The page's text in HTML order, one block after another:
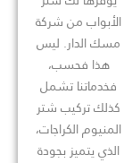
الأبواب من شركة
مسك الدار. ليس
هذا فحسب،
فخدماتنا تشمل
كذلك تركيب شتر
المنيوم الكراجات،
الذي يتميز بجودة